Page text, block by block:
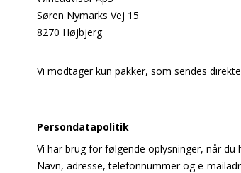
Søren Nymarks Vej 15
8270 Højbjerg
Vi modtager kun pakker, som sendes
Persondatapolitik
Vi har brug for følgende oplysninger, når du
Navn, adresse, telefonnummer og e-